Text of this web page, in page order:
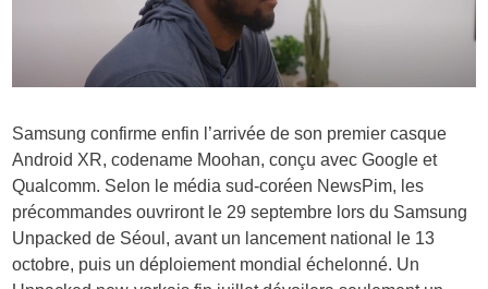
Samsung confirme enfin l’arrivée de son premier casque
Android XR, codename Moohan, conçu avec Google et
Qualcomm. Selon le média sud-coréen NewsPim, les
précommandes ouvriront le 29 septembre lors du Samsung
Unpacked de Séoul, avant un lancement national le 13
octobre, puis un déploiement mondial échelonné. Un